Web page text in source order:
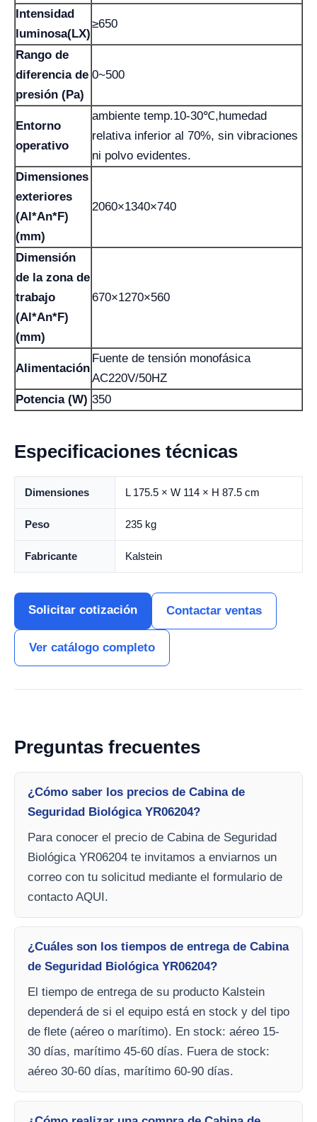
Intensidad
luminosa(LX)
≥650
Rango de
diferencia de
presión (Pa)
0~500
Entorno
operativo
ambiente temp.10-30℃,humedad
relativa inferior al 70%, sin vibraciones
ni polvo evidentes.
Dimensiones
exteriores
(Al*An*F)
(mm)
2060×1340×740
Dimensión
de la zona de
trabajo
(Al*An*F)
(mm)
670×1270×560
Alimentación
Fuente de tensión monofásica
AC220V/50HZ
Potencia (W) 350
Especificaciones técnicas
Dimensiones L 175.5 × W 114 × H 87.5 cm
Peso 235 kg
Fabricante Kalstein
Solicitar cotización Contactar ventas
Ver catálogo completo
Preguntas frecuentes
¿Cómo saber los precios de Cabina de
Seguridad Biológica YR06204?
Para conocer el precio de Cabina de Seguridad
Biológica YR06204 te invitamos a enviarnos un
correo con tu solicitud mediante el formulario de
contacto AQUI.
¿Cuáles son los tiempos de entrega de Cabina
de Seguridad Biológica YR06204?
El tiempo de entrega de su producto Kalstein
dependerá de si el equipo está en stock y del tipo
de flete (aéreo o marítimo). En stock: aéreo 15-
30 días, marítimo 45-60 días. Fuera de stock:
aéreo 30-60 días, marítimo 60-90 días.